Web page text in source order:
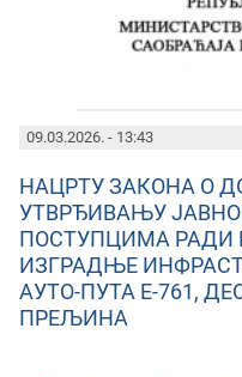
09.03.2026. - 13:43
НАЦРТУ ЗАКОНА О
УТВРЂИВАЊУ
ПОСТУПЦИМА РАДИ
ИЗГРАДЊЕ
АУТО-ПУТА E-761,
ПРЕЉИНА